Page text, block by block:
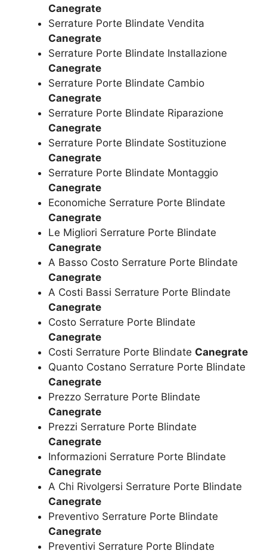
Canegrate
Serrature Porte Blindate Vendita
Canegrate
Serrature Porte Blindate Installazione
Canegrate
Serrature Porte Blindate Cambio
Canegrate
Serrature Porte Blindate Riparazione
Canegrate
Serrature Porte Blindate Sostituzione
Canegrate
Serrature Porte Blindate Montaggio
Canegrate
Economiche Serrature Porte Blindate
Canegrate
Le Migliori Serrature Porte Blindate
Canegrate
A Basso Costo Serrature Porte Blindate
Canegrate
A Costi Bassi Serrature Porte Blindate
Canegrate
Costo Serrature Porte Blindate
Canegrate
Costi Serrature Porte Blindate Canegrate
Quanto Costano Serrature Porte Blindate
Canegrate
Prezzo Serrature Porte Blindate
Canegrate
Prezzi Serrature Porte Blindate
Canegrate
Informazioni Serrature Porte Blindate
Canegrate
A Chi Rivolgersi Serrature Porte Blindate
Canegrate
Preventivo Serrature Porte Blindate
Canegrate
Preventivi Serrature Porte Blindate